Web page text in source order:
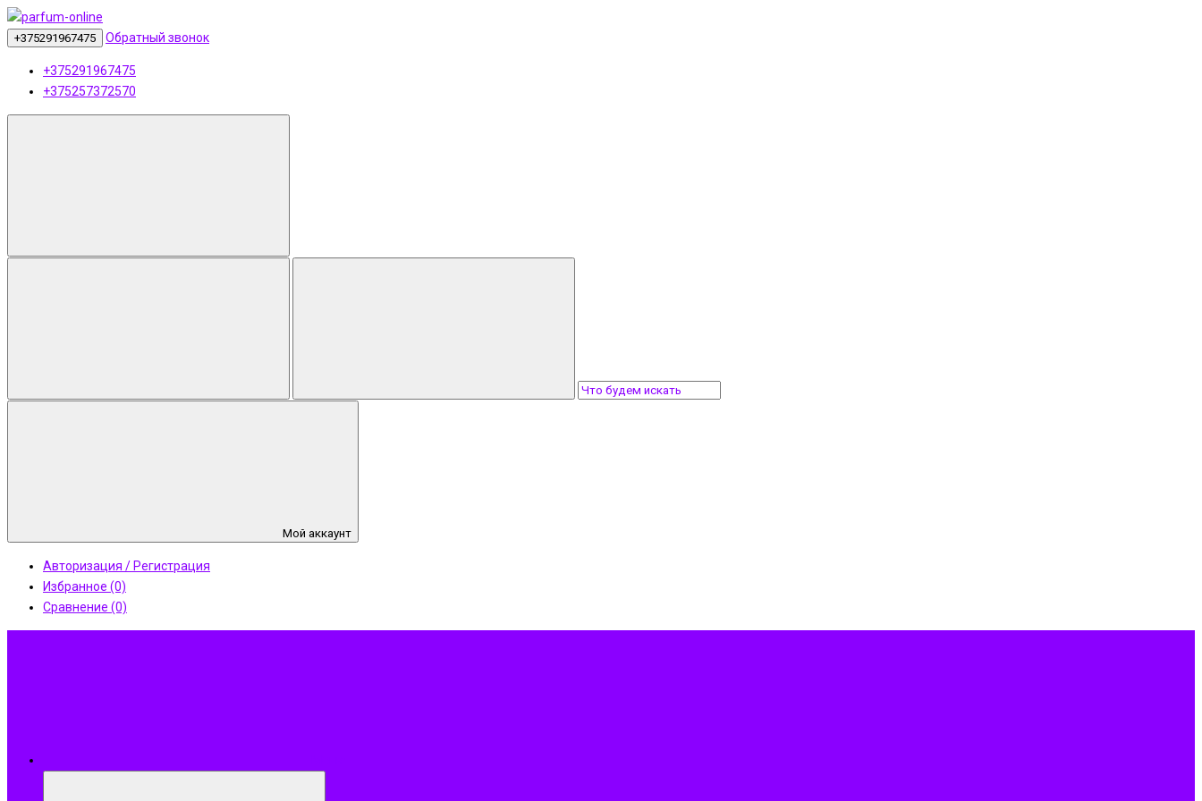
+375291967475 Обратный звонок
+375291967475
+375257372570
Мой аккаунт
Авторизация / Регистрация
Избранное (0)
Сравнение (0)